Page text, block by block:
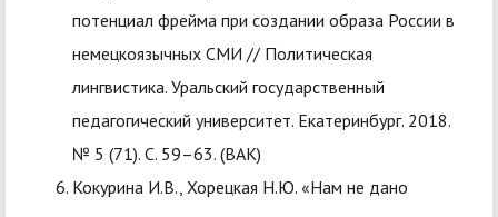
потенциал фрейма при создании образа России в
немецкоязычных СМИ // Политическая
лингвистика. Уральский государственный
педагогический университет. Екатеринбург. 2018.
№ 5 (71). С. 59–63. (ВАК)
Кокурина И.В., Хорецкая Н.Ю. «Нам не дано